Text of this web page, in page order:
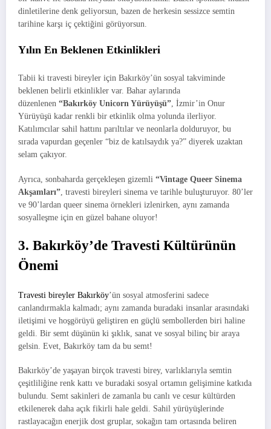
dinletilerine denk geliyorsun, bazen de herkesin sessizce semtin
tarihine karşı iç çektiğini görüyorsun.
Yılın En Beklenen Etkinlikleri
Tabii ki travesti bireyler için Bakırköy’ün sosyal takviminde
beklenen belirli etkinlikler var. Bahar aylarında
düzenlenen “Bakırköy Unicorn Yürüyüşü”, İzmir’in Onur
Yürüyüşü kadar renkli bir etkinlik olma yolunda ilerliyor.
Katılımcılar sahil hattını parıltılar ve neonlarla dolduruyor, bu
sırada vapurdan geçenler “biz de katılsaydık ya?” diyerek uzaktan
selam çakıyor.
Ayrıca, sonbaharda gerçekleşen gizemli “Vintage Queer Sinema
Akşamları” , travesti bireyleri sinema ve tarihle buluşturuyor. 80’ler
ve 90’lardan queer sinema örnekleri izlenirken, aynı zamanda
sosyalleşme için en güzel bahane oluyor!
3. Bakırköy’de Travesti Kültürünün
Önemi
Travesti bireyler Bakırköy’ün sosyal atmosferini sadece
canlandırmakla kalmadı; aynı zamanda buradaki insanlar arasındaki
iletişimi ve hoşgörüyü geliştiren en güçlü sembollerden biri haline
geldi. Bir semt düşünün ki şıklık, sanat ve sosyal bilinç bir araya
gelsin. Evet, Bakırköy tam da bu semt!
Bakırköy’de yaşayan birçok travesti birey, varlıklarıyla semtin
çeşitliliğine renk kattı ve buradaki sosyal ortamın gelişimine katkıda
bulundu. Semt sakinleri de zamanla bu canlı ve cesur kültürden
etkilenerek daha açık fikirli hale geldi. Sahil yürüyüşlerinde
rastlayacağın enerjik dost gruplar, sokağın tam ortasında beliren